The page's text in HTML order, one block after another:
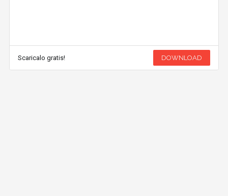
Scaricalo gratis! DOWNLOAD